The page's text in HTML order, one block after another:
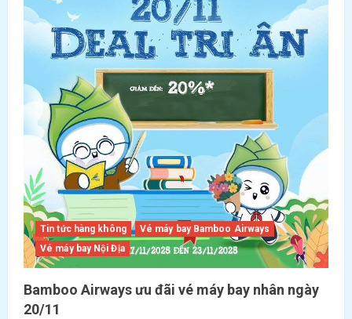
KẺO
TRỄ!
CÙNG
BAMBOO
AIRWAYS
Tin tức hàng không
Vé máy bay Bamboo Airways
Vé máy bay Nội Địa
Bamboo Airways ưu đãi vé máy bay nhân ngày
20/11